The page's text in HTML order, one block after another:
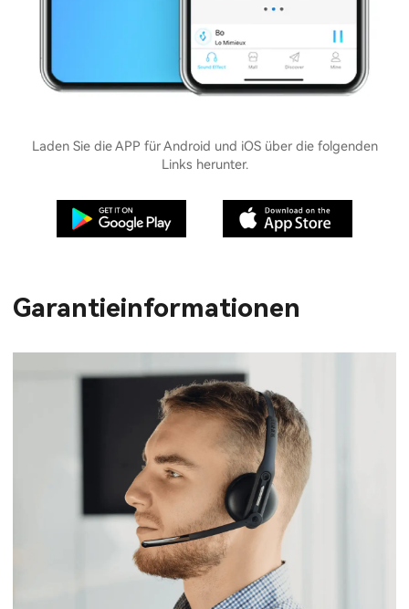
Laden Sie die APP für Android und iOS über die folgenden
Links herunter.
Garantieinformationen